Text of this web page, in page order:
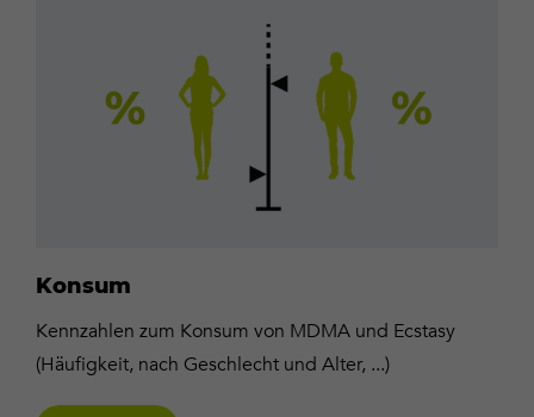
Konsum
Kennzahlen zum Konsum von MDMA und Ecstasy
(Häufigkeit, nach Geschlecht und Alter, ...)